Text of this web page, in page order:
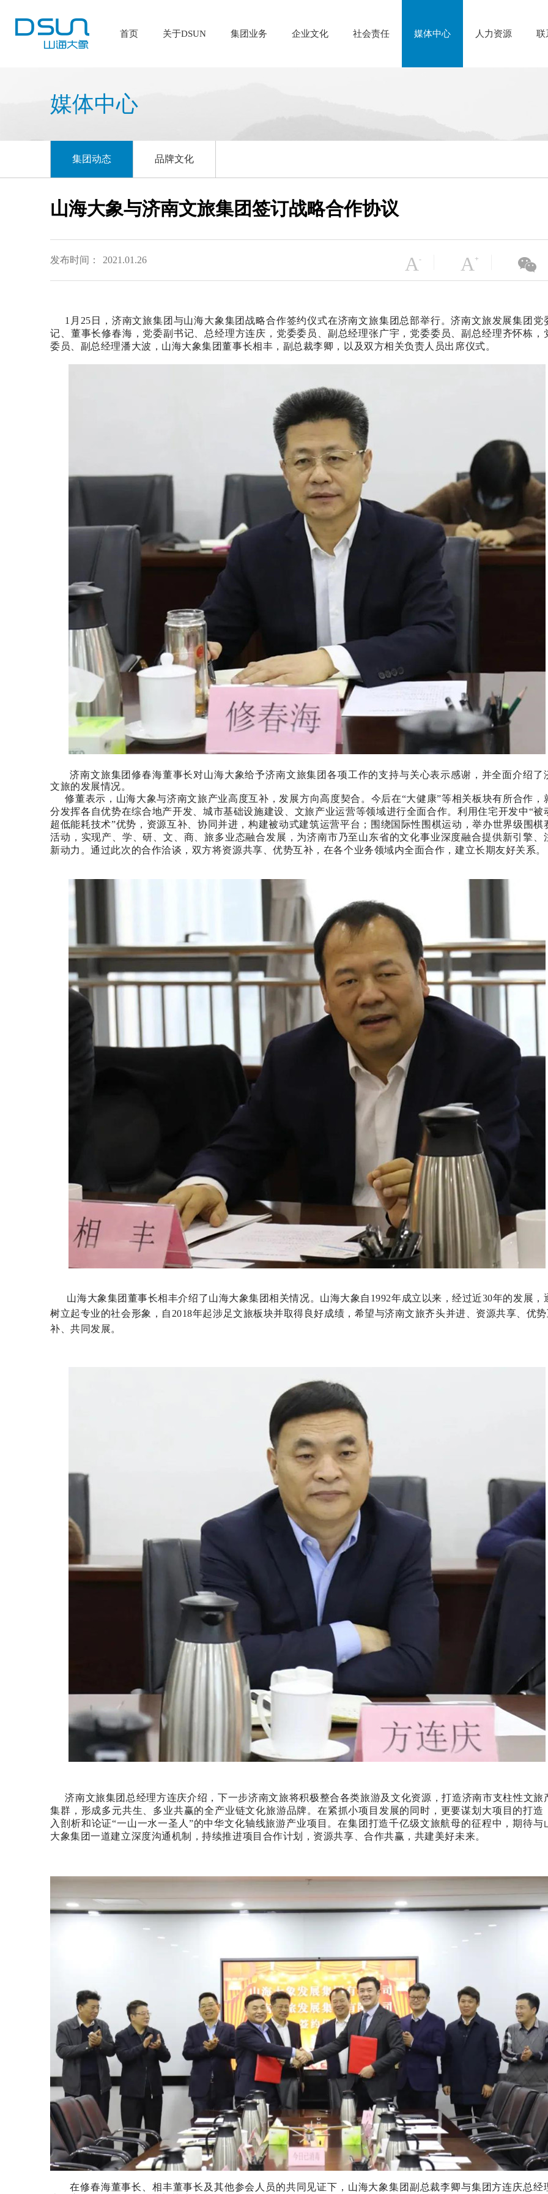
首页 关于DSUN 集团业务 企业文化 社会责任媒体中心 人力资源 联
媒体中心
集团动态 品牌文化
山海大象与济南文旅集团签订战略合作协议
发布时间： 2021.01.26 A - A +
1月25日，济南文旅集团与山海大象集团战略合作签约仪式在济南文旅集团总部举行。济南文旅发展集团党
记、董事长修春海，党委副书记、总经理方连庆，党委委员、副总经理张广宇，党委委员、副总经理齐怀栋，
委员、副总经理潘大波，山海大象集团董事长相丰，副总裁李卿，以及双方相关负责人员出席仪式。
济南文旅集团修春海董事长对山海大象给予济南文旅集团各项工作的支持与关心表示感谢，并全面介绍了
文旅的发展情况。
修董表示，山海大象与济南文旅产业高度互补，发展方向高度契合。今后在“大健康”等相关板块有所合作，
分发挥各自优势在综合地产开发、城市基础设施建设、文旅产业运营等领域进行全面合作。利用住宅开发中“被
超低能耗技术”优势，资源互补、协同并进，构建被动式建筑运营平台；围绕国际性围棋运动，举办世界级围棋
活动，实现产、学、研、文、商、旅多业态融合发展，为济南市乃至山东省的文化事业深度融合提供新引擎、
新动力。通过此次的合作洽谈，双方将资源共享、优势互补，在各个业务领域内全面合作，建立长期友好关系。
山海大象集团董事长相丰介绍了山海大象集团相关情况。山海大象自1992年成立以来，经过近30年的发展，
树立起专业的社会形象，自2018年起涉足文旅板块并取得良好成绩，希望与济南文旅齐头并进、资源共享、优
补、共同发展。
济南文旅集团总经理方连庆介绍，下一步济南文旅将积极整合各类旅游及文化资源，打造济南市支柱性文旅
集群，形成多元共生、多业共赢的全产业链文化旅游品牌。在紧抓小项目发展的同时，更要谋划大项目的打造
入剖析和论证“一山一水一圣人”的中华文化轴线旅游产业项目。在集团打造千亿级文旅航母的征程中，期待与
大象集团一道建立深度沟通机制，持续推进项目合作计划，资源共享、合作共赢，共建美好未来。
在修春海董事长、相丰董事长及其他参会人员的共同见证下，山海大象集团副总裁李卿与集团方连庆总经